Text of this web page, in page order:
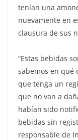
tenían una
nuevamente en
clausura de sus
“Estas bebidas
sabemos en qué
que tenga un
que no van a
habían sido
bebidas sin
responsable de